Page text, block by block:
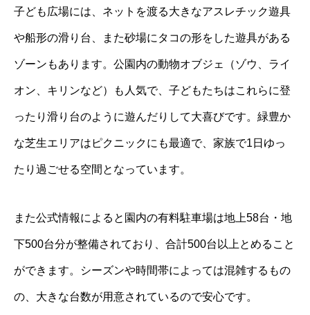
子ども広場には、ネットを渡る大きなアスレチック遊具
や船形の滑り台、また砂場にタコの形をした遊具がある
ゾーンもあります。公園内の動物オブジェ（ゾウ、ライ
オン、キリンなど）も人気で、子どもたちはこれらに登
ったり滑り台のように遊んだりして大喜びです。緑豊か
な芝生エリアはピクニックにも最適で、家族で1日ゆっ
たり過ごせる空間となっています。
また公式情報によると園内の有料駐車場は地上58台・地
下500台分が整備されており、合計500台以上とめること
ができます。シーズンや時間帯によっては混雑するもの
の、大きな台数が用意されているので安心です。